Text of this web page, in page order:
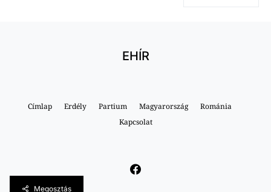
EHÍR
Címlap Erdély Partium Magyarország
Románia
Kapcsolat
Megosztás